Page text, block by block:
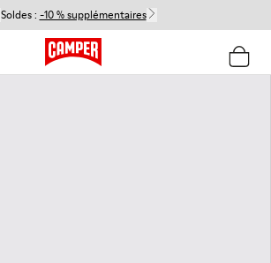
Soldes : -10 % supplémentaires